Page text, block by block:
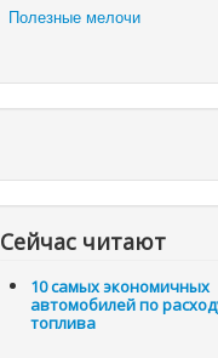
Полезные мелочи
Сейчас читают
10 самых экономичных
автомобилей по
топлива